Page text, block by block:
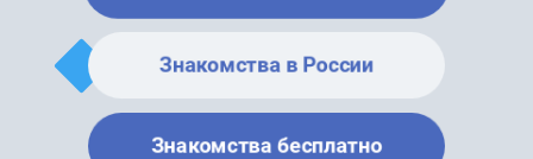
Знакомства в России
Знакомства бесплатно